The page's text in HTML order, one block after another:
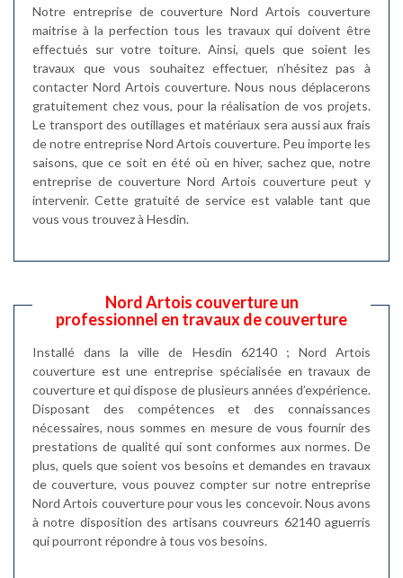
Notre entreprise de couverture Nord Artois couverture
maitrise à la perfection tous les travaux qui doivent être
effectués sur votre toiture. Ainsi, quels que soient les
travaux que vous souhaitez effectuer, n’hésitez pas à
contacter Nord Artois couverture. Nous nous déplacerons
gratuitement chez vous, pour la réalisation de vos projets.
Le transport des outillages et matériaux sera aussi aux frais
de notre entreprise Nord Artois couverture. Peu importe les
saisons, que ce soit en été où en hiver, sachez que, notre
entreprise de couverture Nord Artois couverture peut y
intervenir. Cette gratuité de service est valable tant que
vous vous trouvez à Hesdin.
Nord Artois couverture un
professionnel en travaux de couverture
Installé dans la ville de Hesdin 62140 ; Nord Artois
couverture est une entreprise spécialisée en travaux de
couverture et qui dispose de plusieurs années d’expérience.
Disposant des compétences et des connaissances
nécessaires, nous sommes en mesure de vous fournir des
prestations de qualité qui sont conformes aux normes. De
plus, quels que soient vos besoins et demandes en travaux
de couverture, vous pouvez compter sur notre entreprise
Nord Artois couverture pour vous les concevoir. Nous avons
à notre disposition des artisans couvreurs 62140 aguerris
qui pourront répondre à tous vos besoins.